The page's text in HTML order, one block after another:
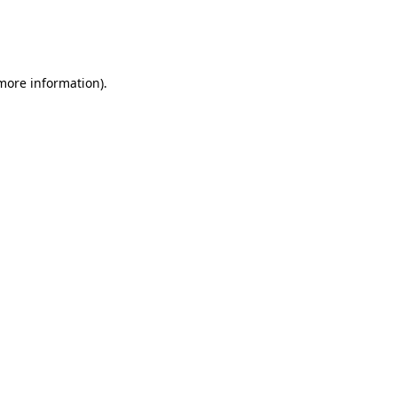
information).